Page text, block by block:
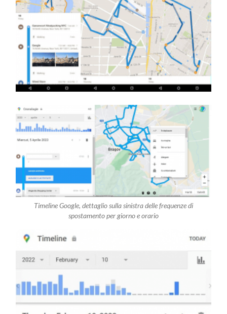
Timeline Google, dettaglio sulla sinistra delle frequenze di
spostamento per giorno e orario